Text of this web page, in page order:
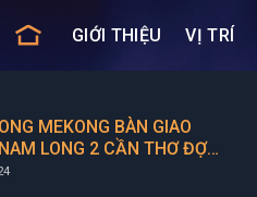
GIỚI THIỆU VỊ TRÍ
MEKONG BÀN GIAO
LONG 2 CẦN THƠ ĐỢT